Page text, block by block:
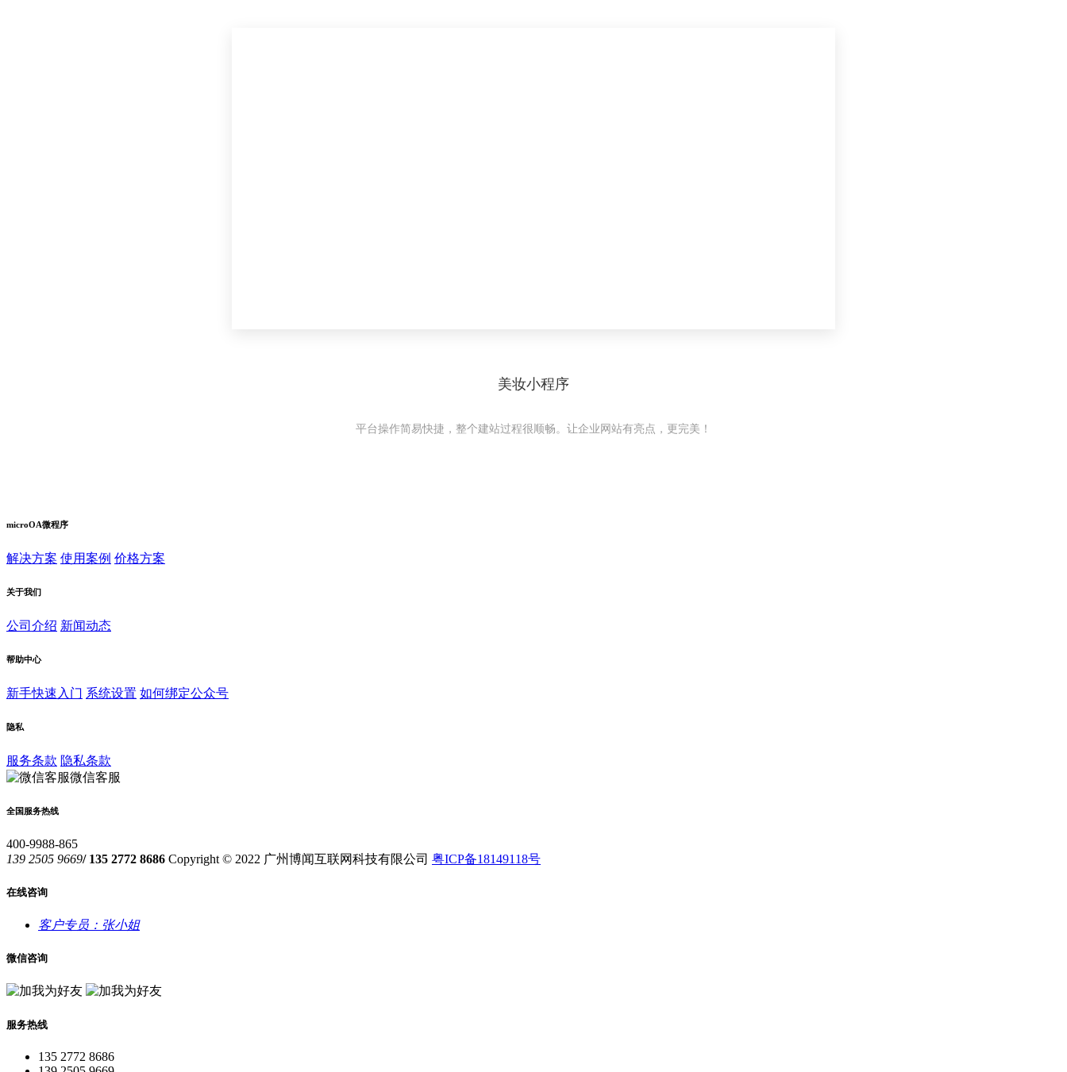
美妆小程序
平台操作简易快捷，整个建站过程很顺畅。让企业网站有亮点，更完美！
microOA微程序
解决方案 使用案例 价格方案
关于我们
公司介绍 新闻动态
帮助中心
新手快速入门 系统设置 如何绑定公众号
隐私
服务条款 隐私条款
微信客服
全国服务热线
400-9988-865
139 2505 9669/ 135 2772 8686 Copyright © 2022 广州博闻互联网科技有限公司 粤ICP备18149118号
在线咨询
客户专员：张小姐
微信咨询
服务热线
135 2772 8686